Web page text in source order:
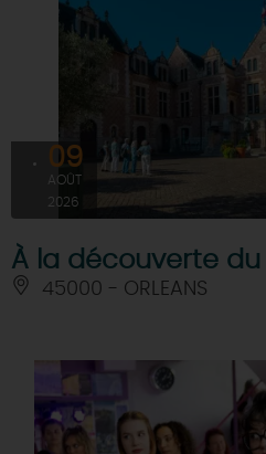
09
AOÛT
2026
À la découverte du
45000 - ORLEANS